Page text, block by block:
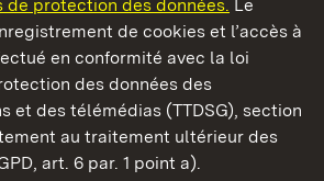
de protection des données. Le
de cookies et l’accès à
en conformité avec la loi
des données des
et des télémédias (TTDSG), section
au traitement ultérieur des
art. 6 par. 1 point a).
publics du Bade-Wurtemberg
légalesProtection des données
Seiten)